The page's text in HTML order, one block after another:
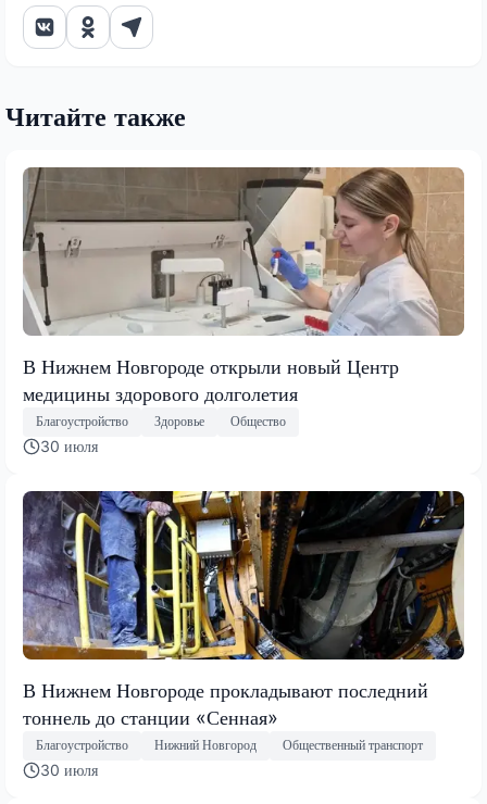
Читайте также
В Нижнем Новгороде открыли новый Центр
медицины здорового долголетия
Благоустройство Здоровье Общество
30 июля
В Нижнем Новгороде прокладывают последний
тоннель до станции «Сенная»
Благоустройство Нижний Новгород Общественный транспорт
30 июля